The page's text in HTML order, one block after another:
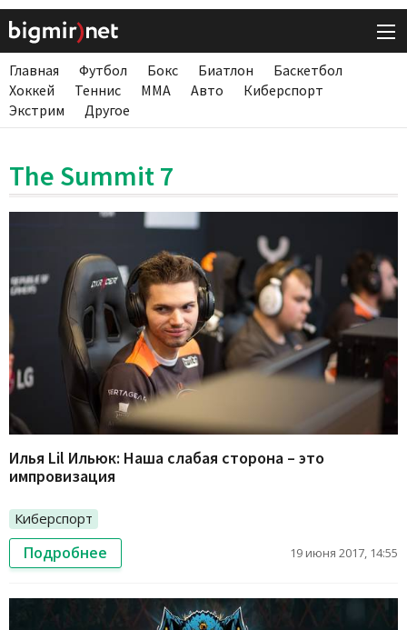
Главная Футбол Бокс Биатлон
Баскетбол
Хоккей
Теннис ММА Авто
Киберспорт
Экстрим
Другое
The Summit 7
Илья Lil Ильюк: Наша слабая сторона – это
импровизация
Киберспорт
Подробнее 19 июня 2017, 14:55